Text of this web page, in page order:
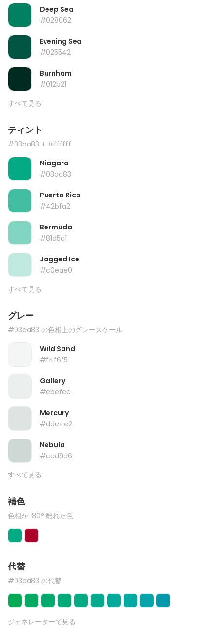
Deep Sea
#028062
Evening Sea
#025542
Burnham
#012b21
すべて見る
ティント
#03aa83 + #ffffff
Niagara
#03aa83
Puerto Rico
#42bfa2
Bermuda
#81d5c1
Jagged Ice
#c0eae0
すべて見る
グレー
#03aa83 の色相上のグレースケール
Wild Sand
#f4f6f5
Gallery
#ebefee
Mercury
#dde4e2
Nebula
#ced9d6
すべて見る
補色
色相が 180° 離れた色
代替
#03aa83 の代替
ジェネレーターで見る